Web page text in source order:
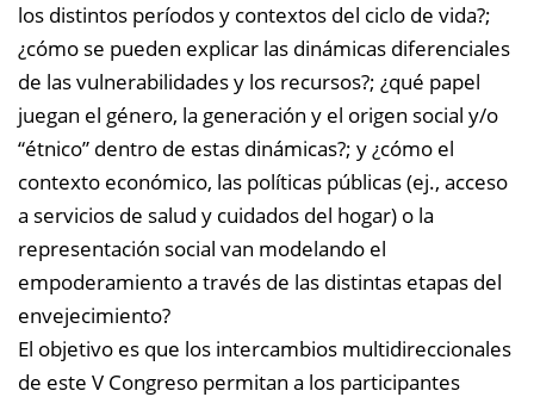
los distintos períodos y contextos del ciclo de vida?;
¿cómo se pueden explicar las dinámicas diferenciales
de las vulnerabilidades y los recursos?; ¿qué papel
juegan el género, la generación y el origen social y/o
“étnico” dentro de estas dinámicas?; y ¿cómo el
contexto económico, las políticas públicas (ej., acceso
a servicios de salud y cuidados del hogar) o la
representación social van modelando el
empoderamiento a través de las distintas etapas del
envejecimiento?
El objetivo es que los intercambios multidireccionales
de este V Congreso permitan a los participantes